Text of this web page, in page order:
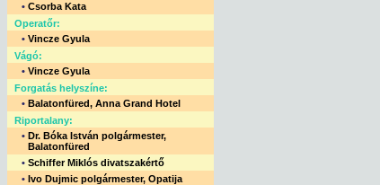
• Csorba Kata
Operatőr:
• Vincze Gyula
Vágó:
• Vincze Gyula
Forgatás helyszíne:
• Balatonfüred, Anna Grand Hotel
Riportalany:
• Dr. Bóka István polgármester,
Balatonfüred
• Schiffer Miklós divatszakértő
• Ivo Dujmic polgármester, Opatija